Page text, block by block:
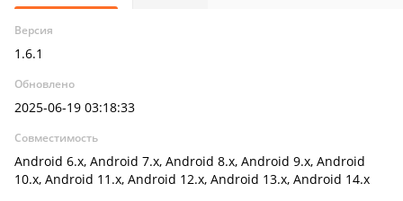
Версия
1.6.1
Обновлено
2025-06-19 03:18:33
Совместимость
Android 6.x, Android 7.x, Android 8.x, Android 9.x, Android
10.x, Android 11.x, Android 12.x, Android 13.x, Android 14.x